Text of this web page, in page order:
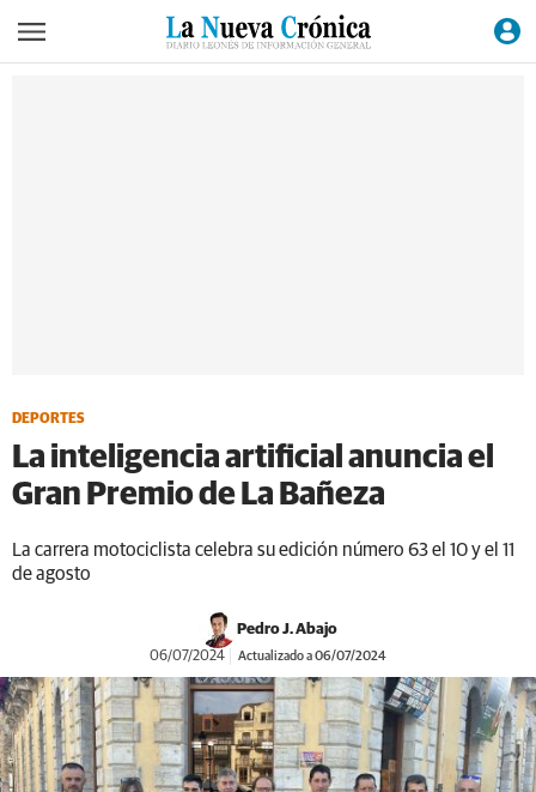
DEPORTES
La inteligencia artificial anuncia el
Gran Premio de La Bañeza
La carrera motociclista celebra su edición número 63 el 10 y el 11
de agosto
Pedro J. Abajo
06/07/2024 Actualizado a 06/07/2024